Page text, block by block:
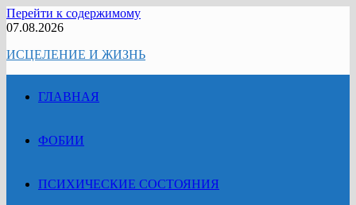
Перейти к содержимому
07.08.2026
ИСЦЕЛЕНИЕ И ЖИЗНЬ
ГЛАВНАЯ
ФОБИИ
ПСИХИЧЕСКИЕ СОСТОЯНИЯ